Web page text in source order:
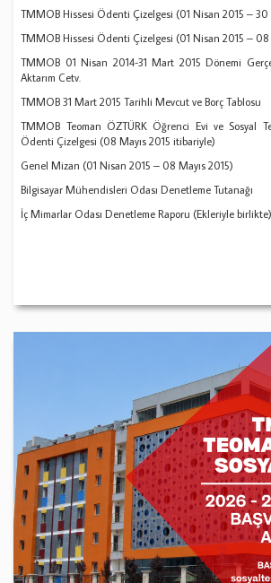
TMMOB Hissesi Ödenti Çizelgesi (01 Nisan 2015 –
TMMOB Hissesi Ödenti Çizelgesi (01 Nisan 2015 – 08
TMMOB 01 Nisan 2014-31 Mart 2015 Dönemi
Aktarım Cetv.
TMMOB 31 Mart 2015 Tarihli Mevcut ve Borç Tablosu
TMMOB Teoman ÖZTÜRK Öğrenci Evi ve Sosyal
Ödenti Çizelgesi (08 Mayıs 2015 itibariyle)
Genel Mizan (01 Nisan 2015 – 08 Mayıs 2015)
Bilgisayar Mühendisleri Odası Denetleme Tutanağı
İç Mimarlar Odası Denetleme Raporu (Ekleriyle birlikte)